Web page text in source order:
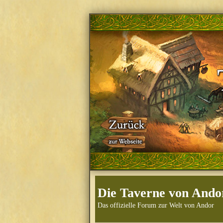
Die Taverne von
Das offizielle Forum zur Welt von Andor